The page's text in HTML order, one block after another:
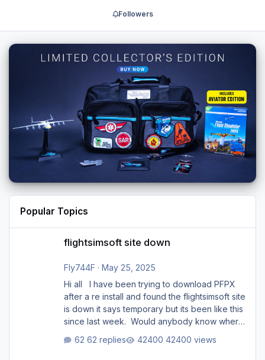
Followers
Popular Topics
flightsimsoft site down
Fly744F · May 25, 2025
Hi all I have been trying to download PFPX
after a re install and found the flightsimsoft site
is down it says temporary but its been like this
since last week. Would anybody know where
support email for them either. thank you
62 replies 42400 views